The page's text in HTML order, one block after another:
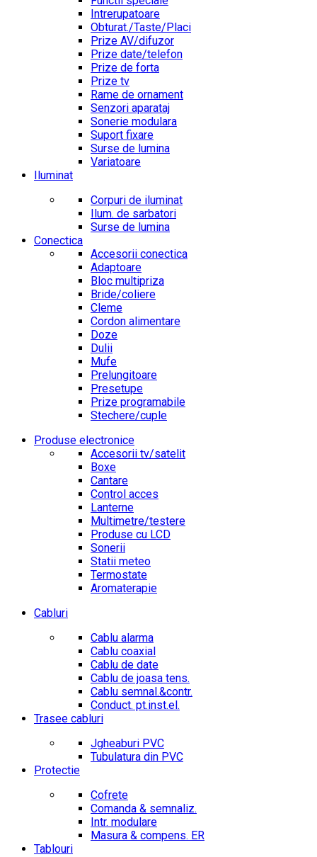
Intrerupatoare
Obturat./Taste/Placi
Prize AV/difuzor
Prize date/telefon
Prize de forta
Prize tv
Rame de ornament
Senzori aparataj
Sonerie modulara
Suport fixare
Surse de lumina
Variatoare
Iluminat
Corpuri de iluminat
Ilum. de sarbatori
Surse de lumina
Conectica
Accesorii conectica
Adaptoare
Bloc multipriza
Bride/coliere
Cleme
Cordon alimentare
Doze
Dulii
Mufe
Prelungitoare
Presetupe
Prize programabile
Stechere/cuple
Produse electronice
Accesorii tv/satelit
Boxe
Cantare
Control acces
Lanterne
Multimetre/testere
Produse cu LCD
Sonerii
Statii meteo
Termostate
Aromaterapie
Cabluri
Cablu alarma
Cablu coaxial
Cablu de date
Cablu de joasa tens.
Cablu semnal.&contr.
Conduct. pt.inst.el.
Trasee cabluri
Jgheaburi PVC
Tubulatura din PVC
Protectie
Cofrete
Comanda & semnaliz.
Intr. modulare
Masura & compens. ER
Tablouri